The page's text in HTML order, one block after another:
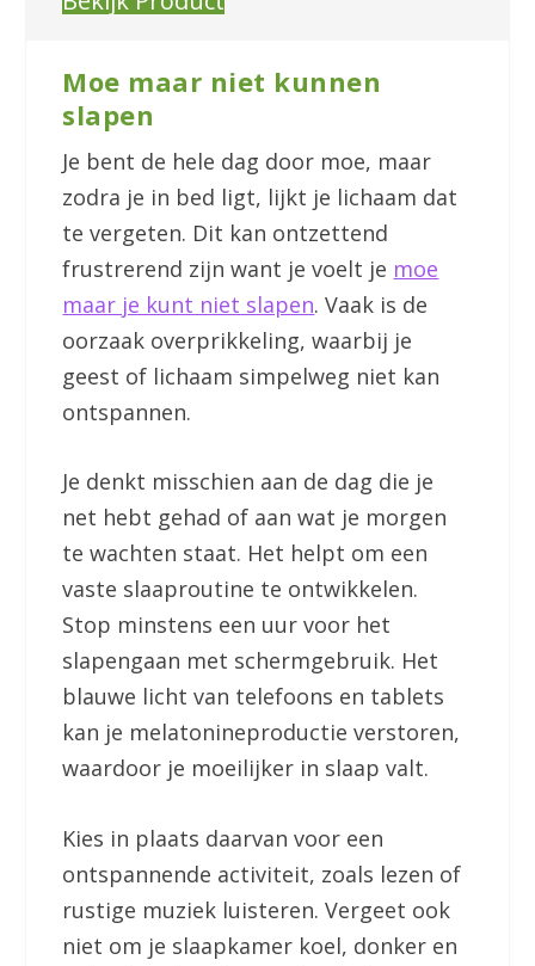
Moe maar niet kunnen
slapen
Je bent de hele dag door moe, maar
zodra je in bed ligt, lijkt je lichaam dat
te vergeten. Dit kan ontzettend
frustrerend zijn want je voelt je moe
maar je kunt niet slapen. Vaak is de
oorzaak overprikkeling, waarbij je
geest of lichaam simpelweg niet kan
ontspannen.
Je denkt misschien aan de dag die je
net hebt gehad of aan wat je morgen
te wachten staat. Het helpt om een
vaste slaaproutine te ontwikkelen.
Stop minstens een uur voor het
slapengaan met schermgebruik. Het
blauwe licht van telefoons en tablets
kan je melatonineproductie verstoren,
waardoor je moeilijker in slaap valt.
Kies in plaats daarvan voor een
ontspannende activiteit, zoals lezen of
rustige muziek luisteren. Vergeet ook
niet om je slaapkamer koel, donker en